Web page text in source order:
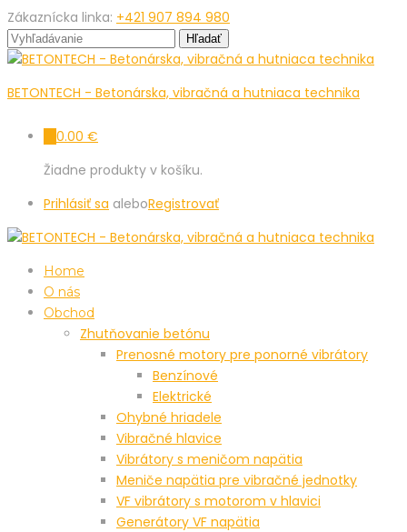
Zákaznícka linka: +421 907 894 980
BETONTECH - Betonárska, vibračná a hutniaca technika
0.00 €
Žiadne produkty v košíku.
Prihlásiť sa aleboRegistrovať
Home
O nás
Obchod
Zhutňovanie betónu
Prenosné motory pre ponorné vibrátory
Benzínové
Elektrické
Ohybné hriadele
Vibračné hlavice
Vibrátory s meničom napätia
Meniče napätia pre vibračné jednotky
VF vibrátory s motorom v hlavici
Generátory VF napätia